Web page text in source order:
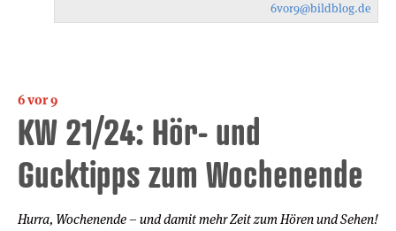
6vor9@bildblog.de
6 vor 9
KW 21/24: Hör- und
Gucktipps zum Wochenende
Hurra, Wochenende – und damit mehr Zeit zum Hören und Sehen!